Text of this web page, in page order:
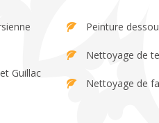
Guillac
Peinture
Nettoyage de
Nettoyage de